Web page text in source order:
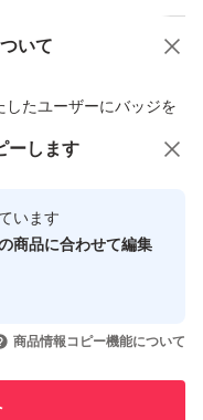
いて
たユーザーにバッジを
なユーザーです
了させた実績があります
実績があります
商品への質問
ーします
います
商品に合わせて編集
商品情報コピー機能について